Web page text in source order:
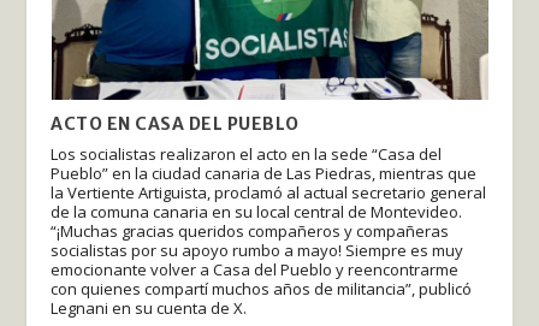
ACTO EN CASA DEL PUEBLO
Los socialistas realizaron el acto en la sede “Casa del
Pueblo” en la ciudad canaria de Las Piedras, mientras que
la Vertiente Artiguista, proclamó al actual secretario general
de la comuna canaria en su local central de Montevideo.
“¡Muchas gracias queridos compañeros y compañeras
socialistas por su apoyo rumbo a mayo! Siempre es muy
emocionante volver a Casa del Pueblo y reencontrarme
con quienes compartí muchos años de militancia”, publicó
Legnani en su cuenta de X.